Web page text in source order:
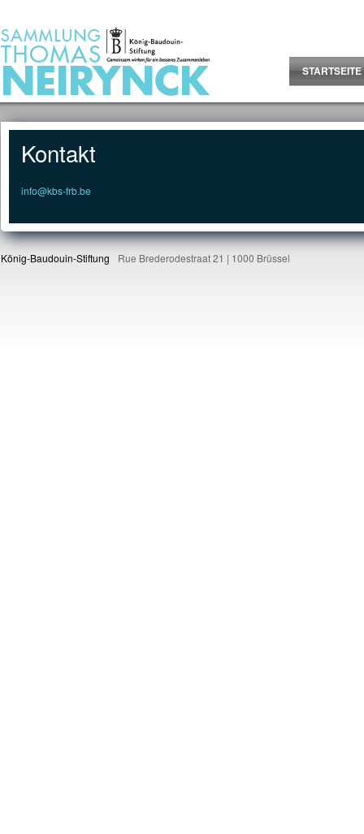
STARTSEITE
Kontakt
info@kbs-frb.be
König-Baudouin-Stiftung Rue Brederodestraat 21 | 1000 Brüssel